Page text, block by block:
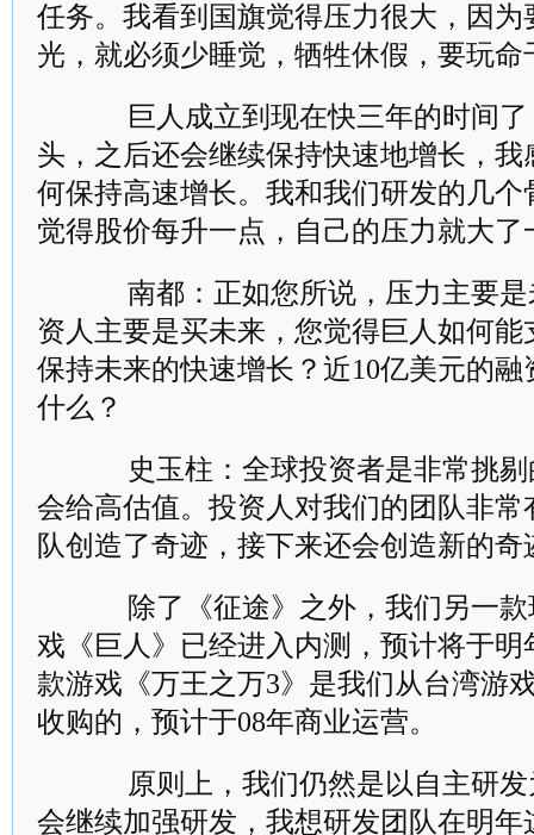
任务。我看到国旗觉得压力很大，因
光，就必须少睡觉，牺牲休假，要玩命
巨人成立到现在快三年的时间了
头，之后还会继续保持快速地增长，
何保持高速增长。我和我们研发的几
觉得股价每升一点，自己的压力就大了
南都：正如您所说，压力主要是
资人主要是买未来，您觉得巨人如何
保持未来的快速增长？近10亿美元的
什么？
史玉柱：全球投资者是非常挑剔
会给高估值。投资人对我们的团队非
队创造了奇迹，接下来还会创造新的
除了《征途》之外，我们另一款
戏《巨人》已经进入内测，预计将于
款游戏《万王之万3》是我们从台湾游
收购的，预计于08年商业运营。
原则上，我们仍然是以自主研发
会继续加强研发，我想研发团队在明